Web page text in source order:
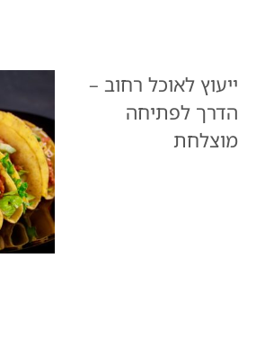
ייעוץ לאוכל רחוב –
הדרך לפתיחה
מוצלחת